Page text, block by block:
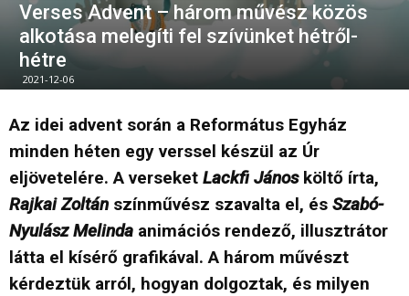
Verses Advent – három művész közös
alkotása melegíti fel szívünket hétről-
hétre
2021-12-06
Az idei advent során a Református Egyház
minden héten egy verssel készül az Úr
eljövetelére. A verseket Lackfi Jánosköltő írta,
Rajkai Zoltán színművész szavalta el, és Szabó-
Nyulász Melinda animációs rendező, illusztrátor
látta el kísérő grafikával. A három művészt
kérdeztük arról, hogyan dolgoztak, és milyen